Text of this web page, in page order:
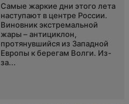
Самые жаркие дни этого лета
наступают в центре России.
Виновник экстремальной
жары – антициклон,
протянувшийся из Западной
Европы к берегам Волги. Из-
за...